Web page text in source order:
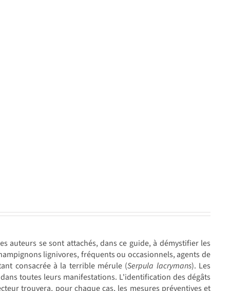
auteurs se sont attachés, dans ce guide, à démystifier les
lignivores, fréquents ou occasionnels, agents de
consacrée à la terrible mérule (Serpula lacrymans). Les
toutes leurs manifestations. L'identification des dégâts
trouvera, pour chaque cas, les mesures préventives et